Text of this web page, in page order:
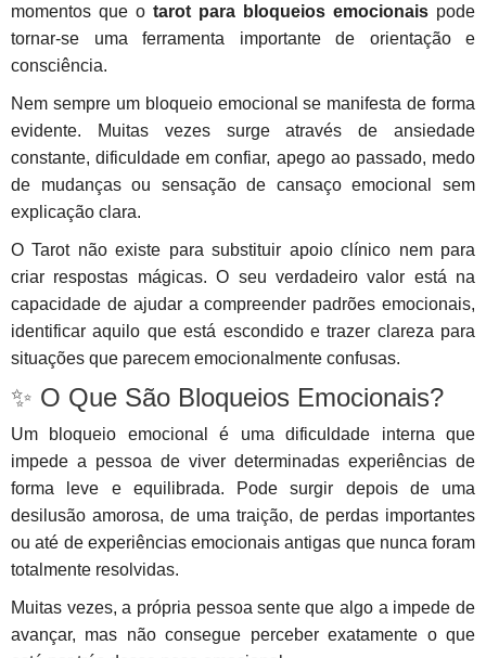
momentos que o tarot para bloqueios emocionais pode
tornar-se uma ferramenta importante de orientação e
consciência.
Nem sempre um bloqueio emocional se manifesta de forma
evidente. Muitas vezes surge através de ansiedade
constante, dificuldade em confiar, apego ao passado, medo
de mudanças ou sensação de cansaço emocional sem
explicação clara.
O Tarot não existe para substituir apoio clínico nem para
criar respostas mágicas. O seu verdadeiro valor está na
capacidade de ajudar a compreender padrões emocionais,
identificar aquilo que está escondido e trazer clareza para
situações que parecem emocionalmente confusas.
✨ O Que São Bloqueios Emocionais?
Um bloqueio emocional é uma dificuldade interna que
impede a pessoa de viver determinadas experiências de
forma leve e equilibrada. Pode surgir depois de uma
desilusão amorosa, de uma traição, de perdas importantes
ou até de experiências emocionais antigas que nunca foram
totalmente resolvidas.
Muitas vezes, a própria pessoa sente que algo a impede de
avançar, mas não consegue perceber exatamente o que